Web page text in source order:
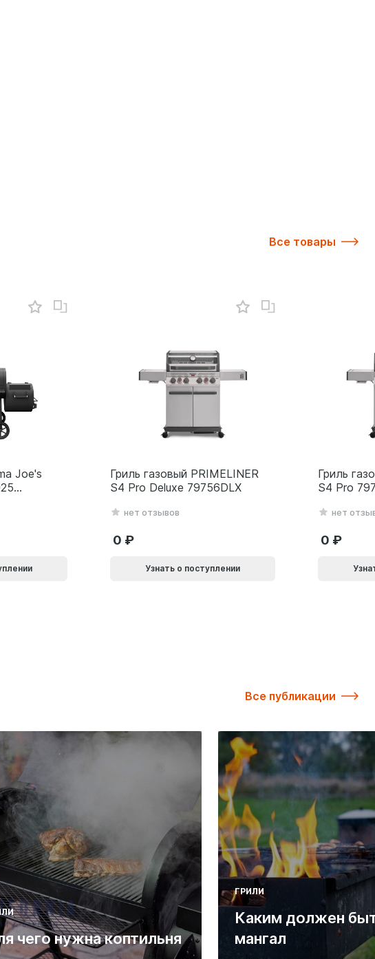
Все товары
Joe's
Гриль газовый PRIMELINER
S4 Pro Deluxe 79756DLX
нет отзывов
0
Узнать о поступлении
Гриль
S4 Pro
нет
0
Все публикации
чего нужна коптильня
ГРИЛИ
Каким должен
мангал